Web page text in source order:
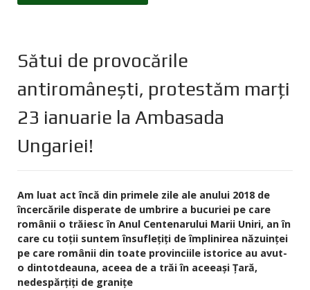
Sătui de provocările
antiromânești, protestăm marți
23 ianuarie la Ambasada
Ungariei!
Am luat act încă din primele zile ale anului 2018 de
încercările disperate de umbrire a bucuriei pe care
românii o trăiesc în Anul Centenarului Marii Uniri, an în
care cu toții suntem însuflețiți de împlinirea năzuinței
pe care românii din toate provinciile istorice au avut-
o dintotdeauna, aceea de a trăi în aceeași Țară,
nedespărțiți de granițe